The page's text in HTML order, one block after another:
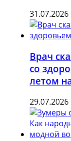
31.07.2026
Врач
со
летом
29.07.2026